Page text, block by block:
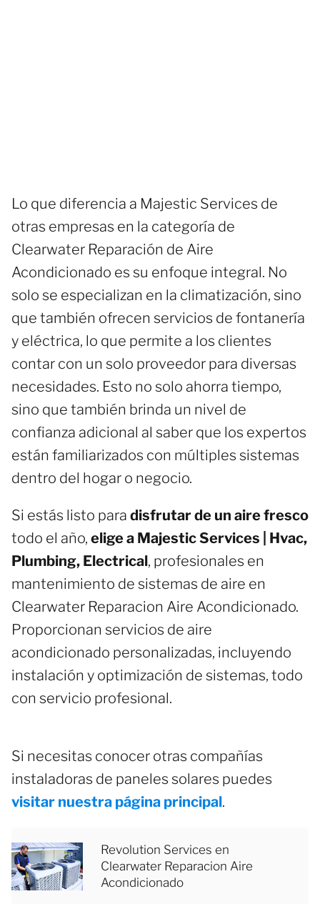
Lo que diferencia a Majestic Services de
otras empresas en la categoría de
Clearwater Reparación de Aire
Acondicionado es su enfoque integral. No
solo se especializan en la climatización, sino
que también ofrecen servicios de fontanería
y eléctrica, lo que permite a los clientes
contar con un solo proveedor para diversas
necesidades. Esto no solo ahorra tiempo,
sino que también brinda un nivel de
confianza adicional al saber que los expertos
están familiarizados con múltiples sistemas
dentro del hogar o negocio.
Si estás listo para disfrutar de un aire fresco
todo el año, elige a Majestic Services | Hvac,
Plumbing, Electrical, profesionales en
mantenimiento de sistemas de aire en
Clearwater Reparacion Aire Acondicionado.
Proporcionan servicios de aire
acondicionado personalizadas, incluyendo
instalación y optimización de sistemas, todo
con servicio profesional.
Si necesitas conocer otras compañías
instaladoras de paneles solares puedes
visitar nuestra página principal.
Revolution Services en
Clearwater Reparacion Aire
Acondicionado